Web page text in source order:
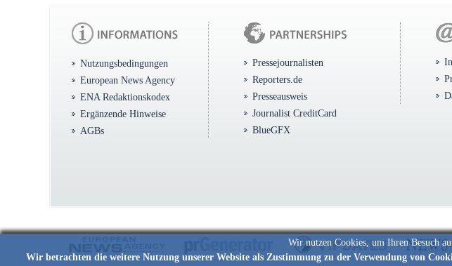
Wir nutzen Cookies, um Ihren Besuch
Wir betrachten die weitere Nutzung unserer Website als Zustimmung zu der Verwendung von
Nutzungsbedingungen
European News Agency
ENA Redaktionskodex
Ergänzende Hinweise
AGBs
Pressejournalisten
Reporters.de
Presseausweis
Journalist CreditCard
BlueGFX